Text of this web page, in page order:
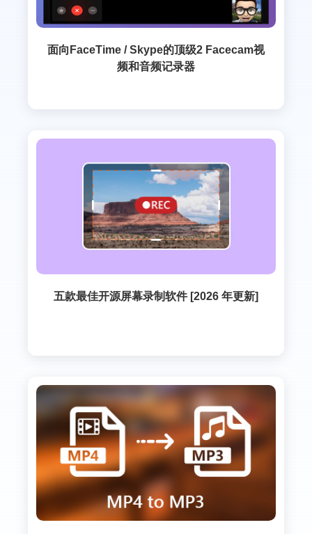
面向FaceTime / Skype的顶级2 Facecam视
频和音频记录器
五款最佳开源屏幕录制软件 [2026 年更新]